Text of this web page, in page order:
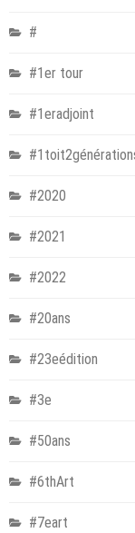
#
#1er tour
#1eradjoint
#2020
#2021
#2022
#20ans
#23eédition
#3e
#50ans
#6thArt
#7eart